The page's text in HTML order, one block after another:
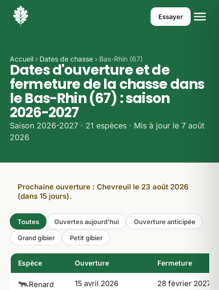
Essayer
Accueil › Dates de chasse › Bas-Rhin (67)
Dates d'ouverture et de
fermeture de la chasse dans
le Bas-Rhin (67) : saison
2026-2027
Saison 2026-2027 · 21 espèces · Mis à jour le 7 août
2026
Prochaine ouverture : Chevreuil le 23 août 2026
(dans 15 jours).
Toutes Ouvertes aujourd'hui Ouverture anticipée
Grand gibier Petit gibier
Espèce Ouverture Fermeture
Renard 15 avril 2026 28 février 2027